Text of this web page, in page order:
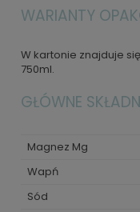
WARIANTY
W kartonie znajduje
750ml.
GŁÓWNE
Magnez Mg
Wapń
Sód